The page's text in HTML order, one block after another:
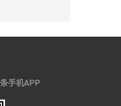
手机APP